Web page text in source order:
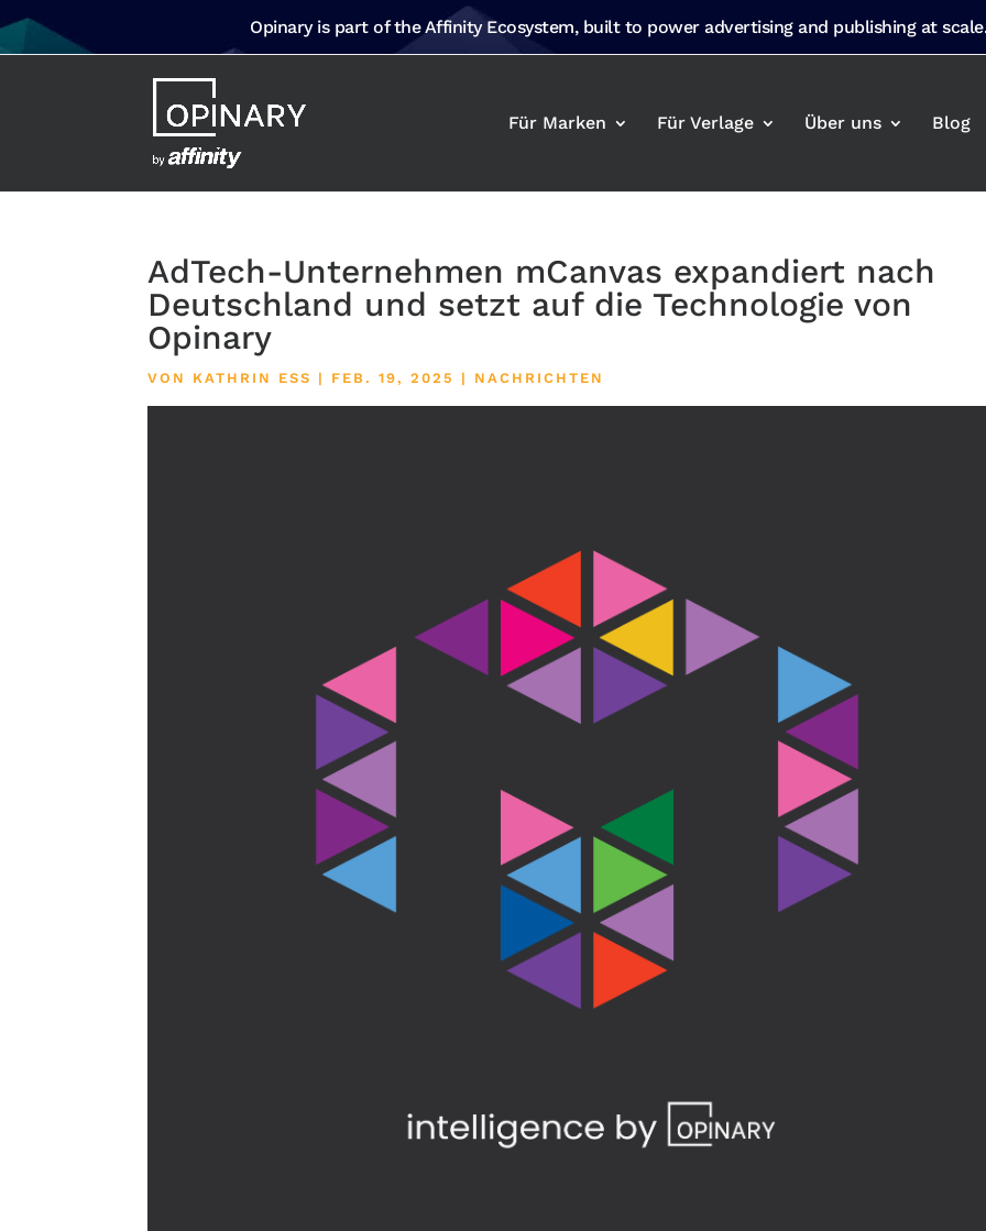
Für Marken Für Verlage Über uns Blog
AdTech-Unternehmen mCanvas expandiert nach
Deutschland und setzt auf die Technologie von
Opinary
VON KATHRIN ESS | FEB. 19, 2025 | NACHRICHTEN
Opinary is part of the Affinity Ecosystem, built to power advertising and publishing at scale.